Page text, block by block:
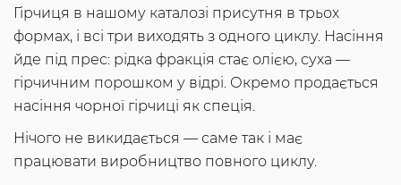
Гірчиця в нашому каталозі присутня в трьох
формах, і всі три виходять з одного циклу. Насіння
йде під прес: рідка фракція стає олією, суха —
гірчичним порошком у відрі. Окремо продається
насіння чорної гірчиці як спеція.
Нічого не викидається — саме так і має
працювати виробництво повного циклу.